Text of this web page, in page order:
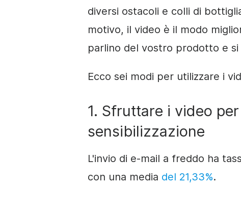
diversi ostacoli e colli di
motivo, il video è il modo
parlino del vostro prodotto e si
Ecco sei modi per utilizzare i
1. Sfruttare i video
sensibilizzazione
L'invio di e-mail a freddo ha
con una media del 21,33%.